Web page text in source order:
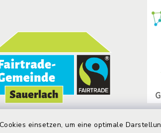
einsetzen, um eine optimale